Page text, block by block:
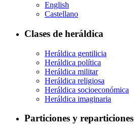
English
Castellano
Clases de heráldica
Heráldica gentilicia
Heráldica política
Heráldica militar
Heráldica religiosa
Heráldica socioeconómica
Heráldica imaginaria
Particiones y reparticiones